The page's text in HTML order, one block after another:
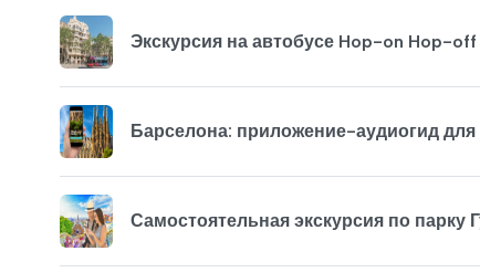
Экскурсия на автобусе Hop-on Hop-off
Барселона: приложение-аудиогид
Самостоятельная экскурсия по